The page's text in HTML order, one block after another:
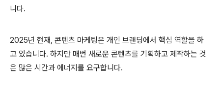
니다.
2025년 현재, 콘텐츠 마케팅은 개인 브랜딩에서 핵심 역할을 하
고 있습니다. 하지만 매번 새로운 콘텐츠를 기획하고 제작하는 것
은 많은 시간과 에너지를 요구합니다.